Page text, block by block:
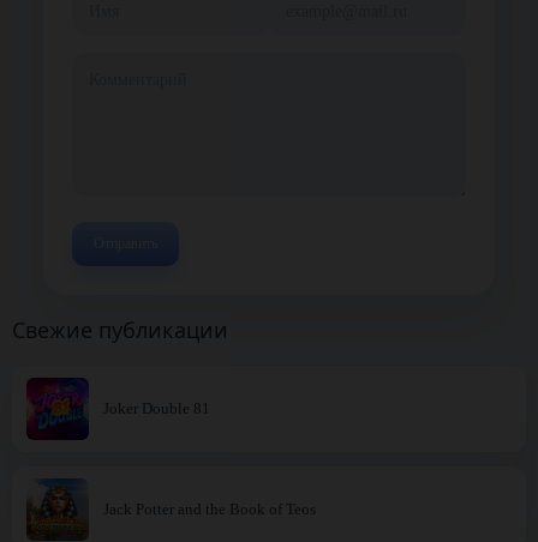
Свежие публикации
Joker Double 81
Jack Potter and the Book of Teos